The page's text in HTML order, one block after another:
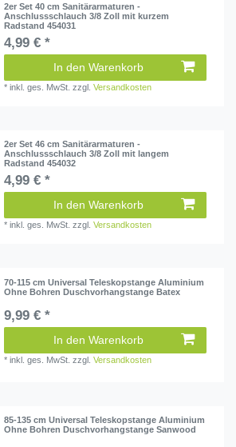
2er Set 40 cm Sanitärarmaturen -
Anschlussschlauch 3/8 Zoll mit kurzem
Radstand 454031
4,99 € *
In den Warenkorb
*inkl. ges. MwSt. zzgl.Versandkosten
2er Set 46 cm Sanitärarmaturen -
Anschlussschlauch 3/8 Zoll mit langem
Radstand 454032
4,99 € *
In den Warenkorb
*inkl. ges. MwSt. zzgl.Versandkosten
70-115 cm Universal Teleskopstange Aluminium
Ohne Bohren Duschvorhangstange Batex
9,99 € *
In den Warenkorb
*inkl. ges. MwSt. zzgl.Versandkosten
85-135 cm Universal Teleskopstange Aluminium
Ohne Bohren Duschvorhangstange Sanwood